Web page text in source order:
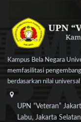
Kampus Bela Negara
memfasilitasi
berdasarkan nilai
UPN “Veteran”
Labu, Jakarta